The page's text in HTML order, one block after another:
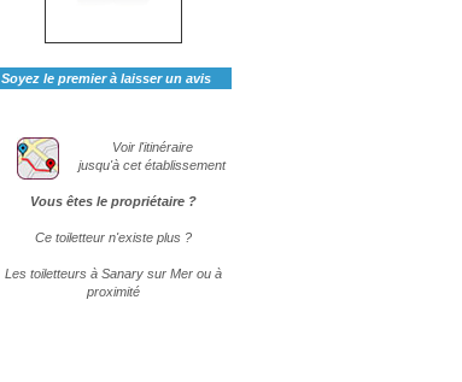
Soyez le premier à laisser un avis
Voir l'itinéraire
jusqu'à cet établissement
Vous êtes le propriétaire ?
Ce toiletteur n'existe plus ?
Les toiletteurs à Sanary sur Mer ou à
proximité